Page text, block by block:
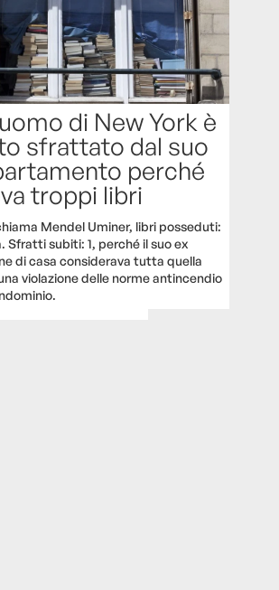
di New York è
sfrattato dal suo
perché
troppi libri
Mendel Uminer, libri posseduti:
Sfratti subiti: 1, perché il suo ex
di casa considerava tutta quella
violazione delle norme antincendio